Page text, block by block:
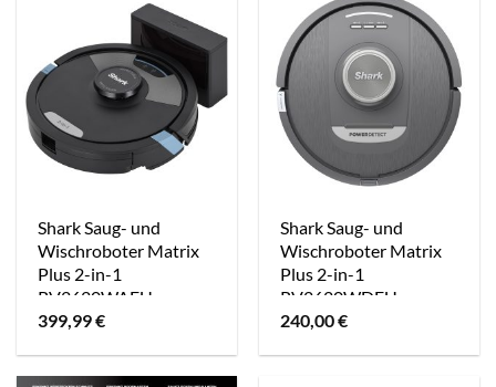
Shark Saug- und
Wischroboter Matrix
Plus 2-in-1
RV2620WAEU
399,99€
Shark Saug- und
Wischroboter Matrix
Plus 2-in-1
RV2620WDEU
240,00€